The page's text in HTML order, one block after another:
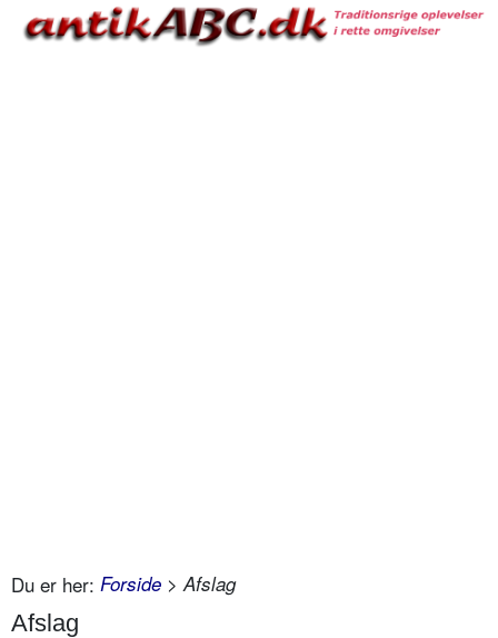
Du er her: Forside > Afslag
Afslag